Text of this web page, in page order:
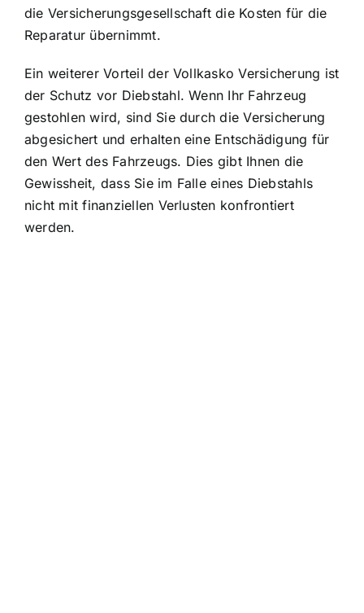
die Versicherungsgesellschaft die Kosten für die
Reparatur übernimmt.
Ein weiterer Vorteil der Vollkasko Versicherung ist
der Schutz vor Diebstahl. Wenn Ihr Fahrzeug
gestohlen wird, sind Sie durch die Versicherung
abgesichert und erhalten eine Entschädigung für
den Wert des Fahrzeugs. Dies gibt Ihnen die
Gewissheit, dass Sie im Falle eines Diebstahls
nicht mit finanziellen Verlusten konfrontiert
werden.